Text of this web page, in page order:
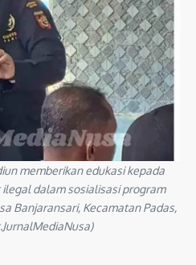
memberikan edukasi kepada
dalam sosialisasi program
Banjaransari, Kecamatan Padas,